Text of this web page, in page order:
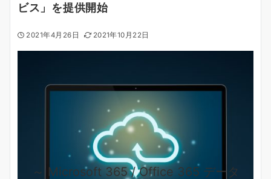
ビス」を提供開始
2021年4月26日 2021年10月22日
～ Microsoft 365 / Office 365 データ